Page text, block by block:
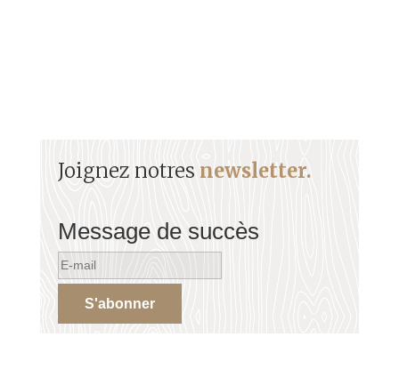
Joignez notres newsletter.
Message de succès
S'abonner